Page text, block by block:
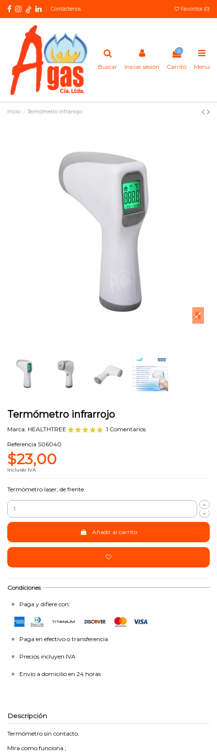
Contáctenos Favoritos (0)
Buscar Iniciar sesión
0
Carrito Menú
Inicio Termómetro infrarrojo
Termómetro infrarrojo
Marca: HEALTHTREE 1 Comentarios
Referencia S06040
$23,00
Incluido IVA
Termómetro laser, de frente.
Añadir al carrito
Condiciones
Paga y difiere con:
Paga en efectivo o transferencia
Precios incluyen IVA
Envío a domicilio en 24 horas
Descripción
Termómetro sin contacto.
MIra como funciona ;